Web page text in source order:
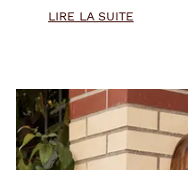
LIRE LA SUITE